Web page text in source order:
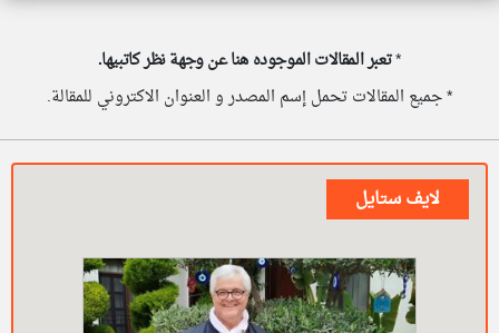
*تعبر المقالات الموجوده هنا عن وجهة نظر كاتبيها.
* جميع المقالات تحمل إسم المصدر و العنوان الاكتروني للمقالة.
لايف ستايل